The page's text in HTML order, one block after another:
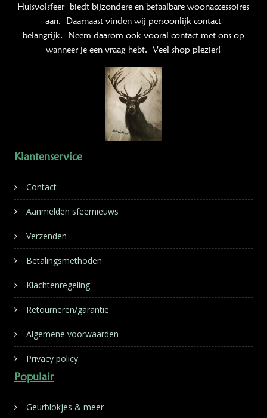
Huisvolsfeer biedt bijzondere en betaalbare woonaccessoires
aan. Daarnaast vinden wij persoonlijk contact
belangrijk. Neem daarom ook vooral contact met ons op
wanneer je een vraag hebt. Veel shop plezier!
Klantenservice
Contact
Aanmelden sfeernieuws
Verzenden
Betalingsmethoden
Klachtenregeling
Retourneren/garantie
Algemene voorwaarden
Privacy policy
Populair
Geurblokjes & meer